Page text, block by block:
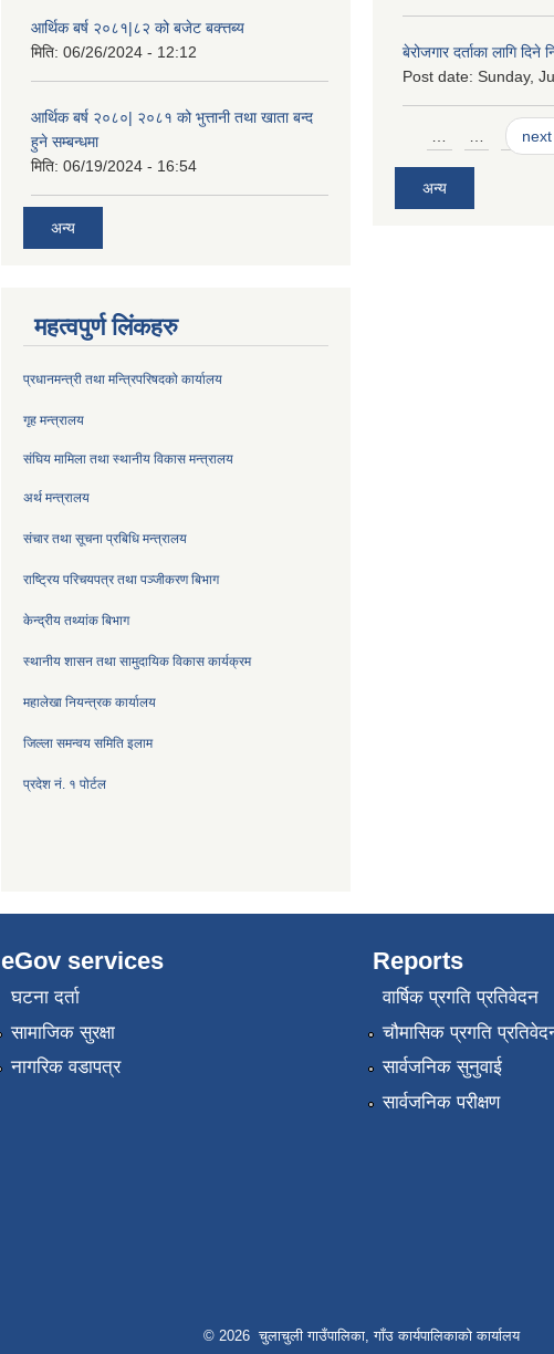
आर्थिक बर्ष २०८१|८२ को बजेट बक्त्तब्य
मिति: 06/26/2024 - 12:12
आर्थिक बर्ष २०८०| २०८१ को भुत्तानी तथा खाता बन्द
हुने सम्बन्धमा
मिति: 06/19/2024 - 16:54
अन्य
बेरोजगार दर्ताका लागि दिने
Post date: Sunday,
Pages next
अन्य
महत्वपुर्ण लिंकहरु
प्रधानमन्त्री तथा मन्त्रिपरिषदको कार्यालय
गृह मन्त्रालय
संघिय मामिला तथा स्थानीय विकास मन्त्रालय
अर्थ मन्त्रालय
संचार तथा सूचना प्रबिधि मन्त्रालय
राष्ट्रिय परिचयपत्र तथा पञ्जीकरण बिभाग
केन्द्रीय तथ्यांक बिभाग
स्थानीय शासन तथा सामुदायिक विकास कार्यक्रम
महालेखा नियन्त्रक कार्यालय
जिल्ला समन्वय समिति इलाम
प्रदेश नं. १ पोर्टल
eGov services
घटना दर्ता
सामाजिक सुरक्षा
नागरिक वडापत्र
Reports
वार्षिक प्रगति प्रतिवेदन
चौमासिक प्रगति
सार्वजनिक सुनुवाई
सार्वजनिक परीक्षण
© 2026 चुलाचुली गाउँपालिका, गाँउ कार्यपालिकाको कार्यालय